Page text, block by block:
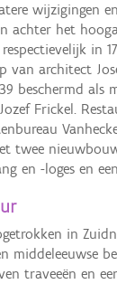
achter het
in
van architect
beschermd als
Frickel.
twee
en -loges en
in
middeleeuwse
traveeën en